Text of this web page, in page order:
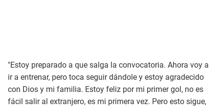
"Estoy preparado a que salga la convocatoria. Ahora voy a
ir a entrenar, pero toca seguir dándole y estoy agradecido
con Dios y mi familia. Estoy feliz por mi primer gol, no es
fácil salir al extranjero, es mi primera vez. Pero esto sigue,